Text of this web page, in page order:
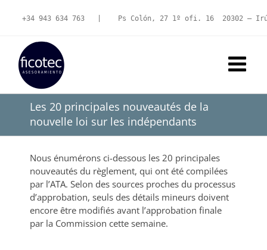
+34 943 634 763 Ps Colón, 27 1º ofi. 16  20302 –
Les 20 principales nouveautés de la
nouvelle loi sur les indépendants
Nous énumérons ci-dessous les 20 principales
nouveautés du règlement, qui ont été compilées
par l’ATA. Selon des sources proches du processus
d’approbation, seuls des détails mineurs doivent
encore être modifiés avant l’approbation finale
par la Commission cette semaine.